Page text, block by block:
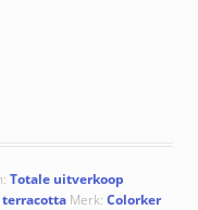
Totale uitverkoop
terracotta Merk: Colorker